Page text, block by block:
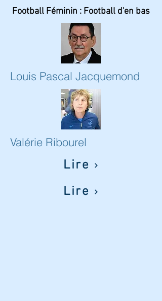
Football Féminin : Football d'en bas
Louis Pascal Jacquemond
Valérie Ribourel
Lire
Lire